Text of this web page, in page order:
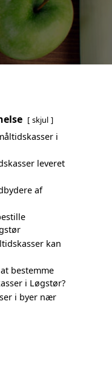
skjul
i
leveret
af
kan
bestemme
i Løgstør?
i byer nær